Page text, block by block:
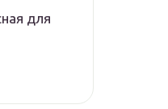
для